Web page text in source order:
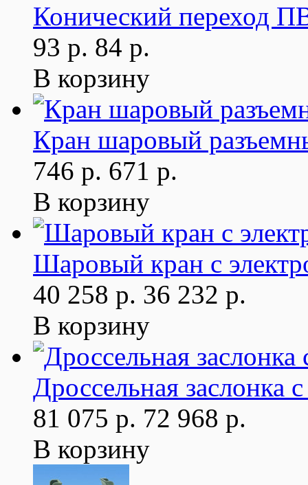
Конический переход
93 р. 84 р.
В корзину
Кран шаровый
746 р. 671 р.
В корзину
Шаровый кран с
40 258 р. 36 232 р.
В корзину
Дроссельная заслонка
81 075 р. 72 968 р.
В корзину